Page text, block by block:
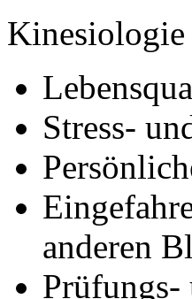
Stress-
anderen
Prüfungs-